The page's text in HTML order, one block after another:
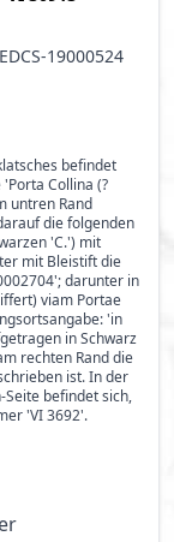
19000524
befindet
Collina (?
untren Rand
die folgenden
'C.') mit
mit Bleistift die
darunter in
viam Portae
'in
in Schwarz
rechten Rand die
ist. In der
Seite befindet sich,
'VI 3692'.